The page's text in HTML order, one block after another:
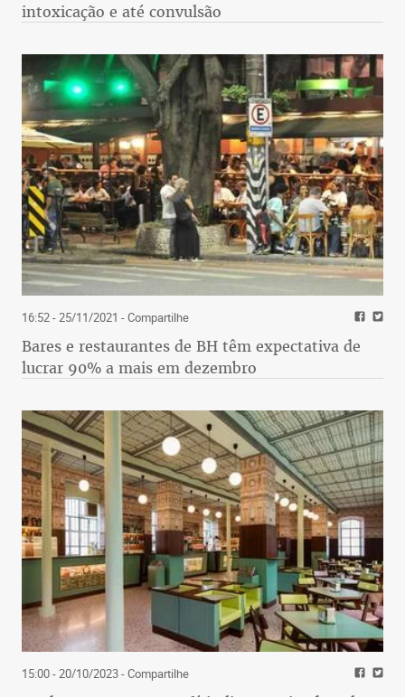
intoxicação e até convulsão
16:52 - 25/11/2021 - Compartilhe
Bares e restaurantes de BH têm expectativa de
lucrar 90% a mais em dezembro
15:00 - 20/10/2023- Compartilhe